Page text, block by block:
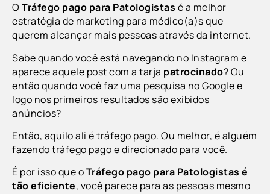
O Tráfego pago para Patologistas é a melhor
estratégia de marketing para médico(a)s que
querem alcançar mais pessoas através da internet.
Sabe quando você está navegando no Instagram e
aparece aquele post com a tarja patrocinado? Ou
então quando você faz uma pesquisa no Google e
logo nos primeiros resultados são exibidos
anúncios?
Então, aquilo ali é tráfego pago. Ou melhor, é alguém
fazendo tráfego pago e direcionado para você.
É por isso que oTráfego pago para Patologistas é
tão eficiente, você parece para as pessoas mesmo